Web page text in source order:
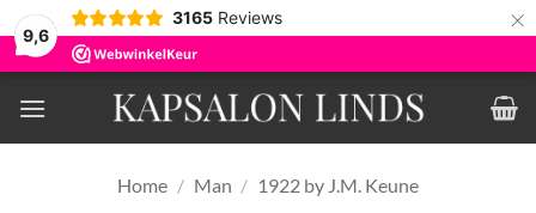
9,6
3165 Reviews ×
naar
inhoud
Home / Man / 1922 by J.M. Keune